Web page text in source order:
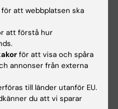
Bedada G;
N; Sjogren B;
PL
JOURNAL.
pollution on out-of-
in Stockholm
Bedada G; Dahlquist
M; Lind T; Rosenqvist
Alla författare
för att webbplatsen ska
att förstå hur
för att visa och spåra
annonser från externa
till länder utanför EU.
du att vi sparar